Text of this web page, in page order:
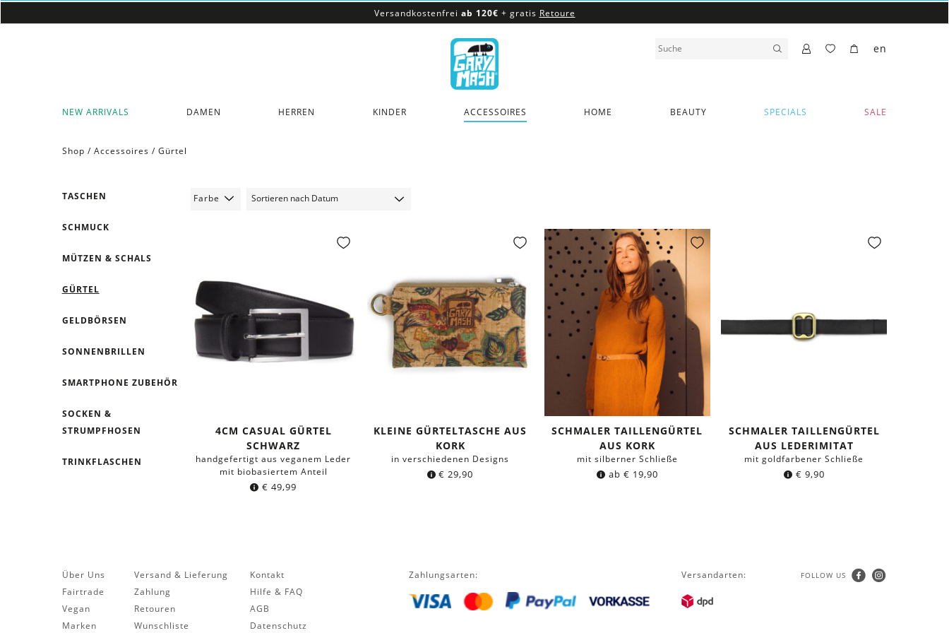
Versandkostenfrei ab 120€ + gratis Retoure
Versandkostenfreiab 120€
NEW ARRIVALS DAMEN HERREN KINDER ACCESSOIRES HOME BEAUTY SPECIALS SALE
en
Shop / Accessoires / Gürtel
TASCHEN
SCHMUCK
MÜTZEN & SCHALS
GÜRTEL
GELDBÖRSEN
SONNENBRILLEN
SMARTPHONE ZUBEHÖR
SOCKEN &
STRUMPFHOSEN
TRINKFLASCHEN
Farbe
4CM CASUAL GÜRTEL
SCHWARZ
handgefertigt aus veganem Leder
mit biobasiertem Anteil
€ 49,99
KLEINE GÜRTELTASCHE AUS
KORK
in verschiedenen Designs
€ 29,90
SCHMALER TAILLENGÜRTEL
AUS KORK
mit silberner Schließe
ab € 19,90
SCHMALER TAILLENGÜRTEL
AUS LEDERIMITAT
mit goldfarbener Schließe
€ 9,90
Über Uns
Fairtrade
Vegan
Marken
Versand & Lieferung
Zahlung
Retouren
Wunschliste
Kontakt
Hilfe & FAQ
AGB
Datenschutz
Zahlungsarten: Versandarten: FOLLOW US